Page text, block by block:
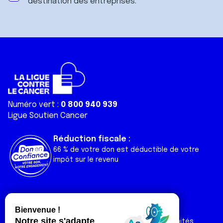
Numéro vert : 0 800 940 939
Ligue Soutien Cancer
Réduction fiscale :
66 % de votre don est déductible de votre
impôt sur le revenu
Liens utiles
Nos actualités
Nos publications
Espace Ligue & comités